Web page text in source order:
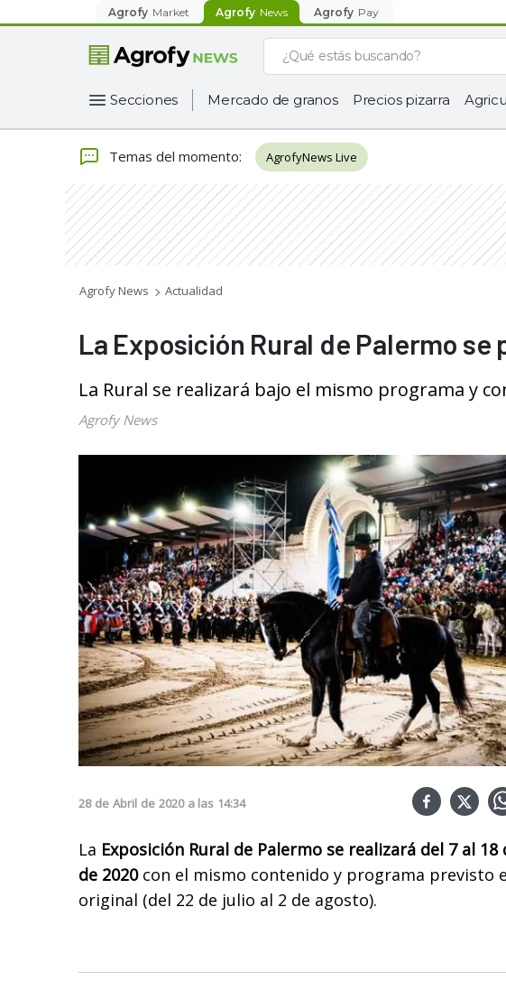
Agrofy Market Agrofy News Agrofy Pay
Secciones Mercado de granos Precios pizarra
Temas del momento: AgrofyNews Live
Agrofy News Actualidad
La Exposición Rural de Palermo se
La Rural se realizará bajo el mismo programa y
Agrofy News
28 de Abril de 2020 a las 14:34
La Exposición Rural de Palermo se realizará del 7 al
de 2020con el mismo contenido y programa previsto
original (del 22 de julio al 2 de agosto).